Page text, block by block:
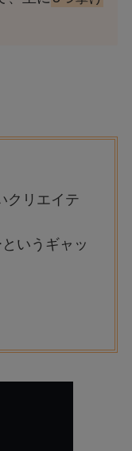
クリエイテ
いうギャッ